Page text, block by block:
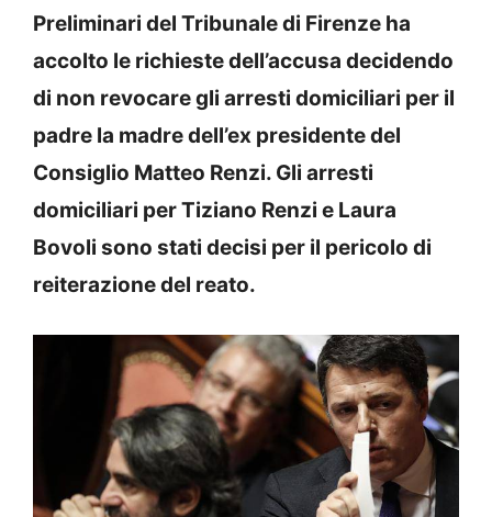
Preliminari del Tribunale di Firenze ha
accolto le richieste dell’accusa decidendo
di non revocare gli arresti domiciliari per il
padre la madre dell’ex presidente del
Consiglio Matteo Renzi. Gli arresti
domiciliari per Tiziano Renzi e Laura
Bovoli sono stati decisi per il pericolo di
reiterazione del reato.